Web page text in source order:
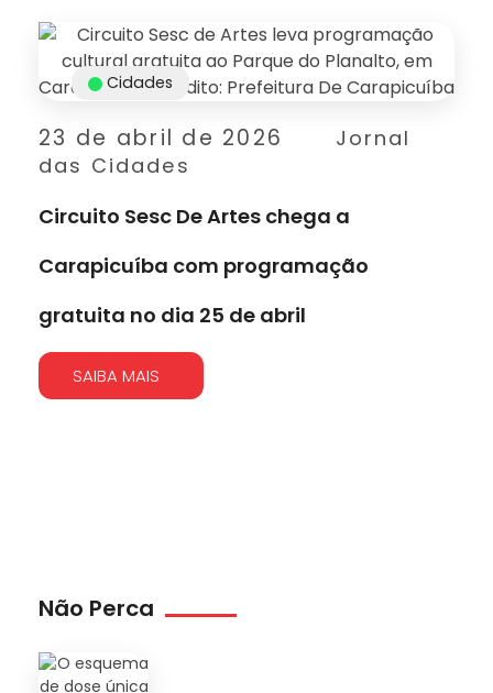
23 de abril de 2026
Jornal
das Cidades
Cidades
Circuito Sesc De Artes chega a
Carapicuíba com programação
gratuita no dia 25 de abril
SAIBA MAIS
Não Perca